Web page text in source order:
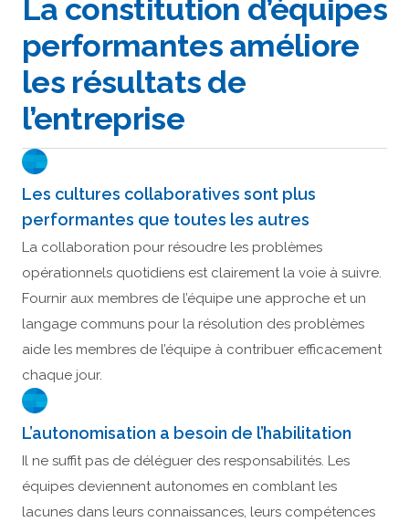
La constitution d’équipes
performantes améliore
les résultats de
l’entreprise
Les cultures collaboratives sont plus
performantes que toutes les autres
La collaboration pour résoudre les problèmes
opérationnels quotidiens est clairement la voie à suivre.
Fournir aux membres de l’équipe une approche et un
langage communs pour la résolution des problèmes
aide les membres de l’équipe à contribuer efficacement
chaque jour.
L’autonomisation a besoin de l’habilitation
Il ne suffit pas de déléguer des responsabilités. Les
équipes deviennent autonomes en comblant les
lacunes dans leurs connaissances, leurs compétences